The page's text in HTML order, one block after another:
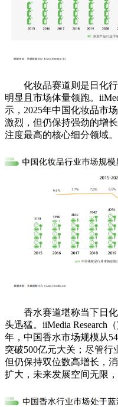
化妆品赛道则是日化行
明显且市场体量领跑。
示，2025年中国化妆品市
激烈，但仍保持强劲的增
注度最高的核心细分领域。
香水赛道堪称当下日化
头迅猛。iiMedia Research
年，中国香水市场规模从
突破500亿元大关；尽管行
但仍保持双位数高增长，
扩大，未来发展空间无限